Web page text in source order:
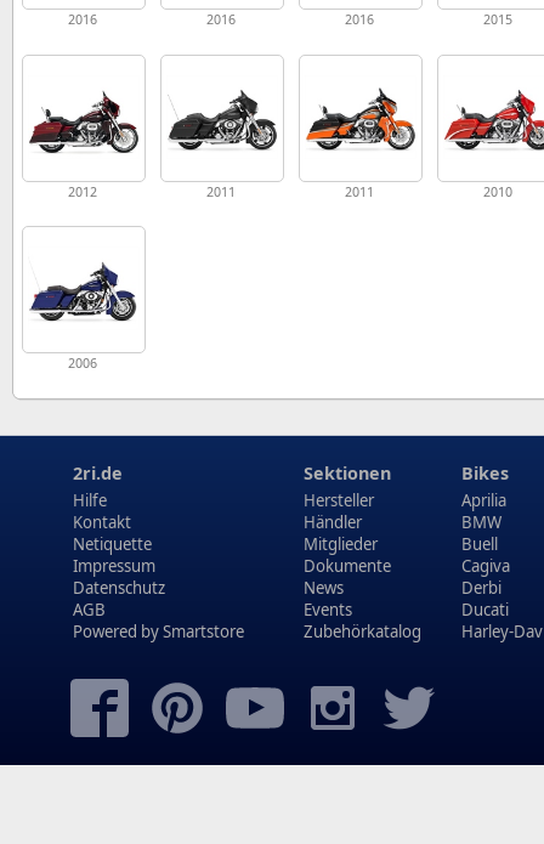
2016 2016 2016 2015
2012 2011 2011 2010
2006
2ri.de
Hilfe
Kontakt
Netiquette
Impressum
Datenschutz
AGB
Powered bySmartstore
Sektionen
Hersteller
Händler
Mitglieder
Dokumente
News
Events
Zubehörkatalog
Bikes
Aprilia
BMW
Buell
Cagiva
Derbi
Ducati
Harley-